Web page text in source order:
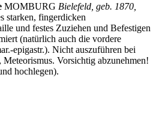
MOMBURG Bielefeld, geb. 1870,
starken, fingerdicken
und festes Zuziehen und Befestigen
(natürlich auch die vordere
epigastr.). Nicht auszuführen bei
Vorsichtig abzunehmen!
hochlegen).